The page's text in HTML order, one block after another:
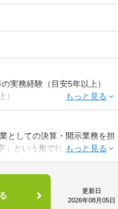
実務経験（目安5年以上）
）
英語でコミュニケーションが
としての決算・開示業務を担
」という形で社会へ発信する
業務を担当いただきます。
更新日
2026年08月05日